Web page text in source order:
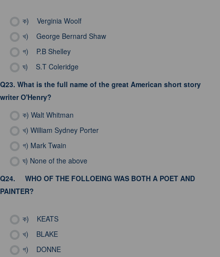
ক)
Verginia Woolf
খ)
George Bernard Shaw
গ)
P.B Shelley
ঘ)
S.T Coleridge
Q23. What is the full name of the great American short story
writer O'Henry?
ক) Walt Whitman
খ) William Sydney Porter
গ) Mark Twain
ঘ) None of the above
Q24.
WHO OF THE FOLLOEING WAS BOTH A POET AND
PAINTER?
ক)
KEATS
খ)
BLAKE
গ)
DONNE